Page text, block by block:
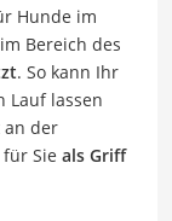
Hunde im
Bereich des
. So kann Ihr
Lauf lassen
an der
Sie als Griff